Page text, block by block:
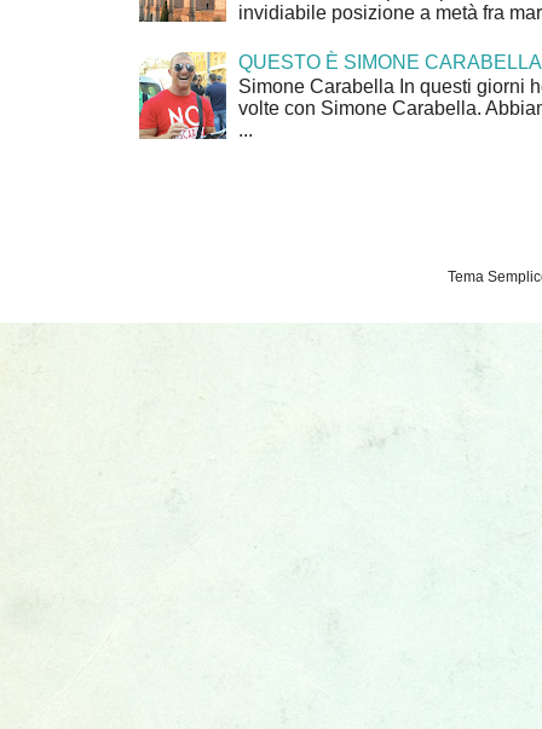
invidiabile posizione a metà fra
QUESTO È SIMONE CARABELLA
Simone Carabella In questi giorni
volte con Simone Carabella.
...
Tema